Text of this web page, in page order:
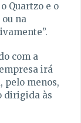
Quartzo e o
na
com a
irá
pelo menos,
dirigida às